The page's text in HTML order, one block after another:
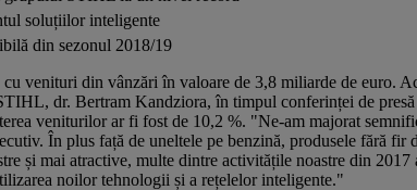
soluțiilor inteligente
din sezonul 2018/19
venituri din vânzări în valoare de 3,8 miliarde de euro.
dr. Bertram Kandziora, în timpul conferinței de
veniturilor ar fi fost de 10,2 %. "Ne-am majorat
În plus față de uneltele pe benzină, produsele fără fir
și mai atractive, multe dintre activitățile noastre din
noilor tehnologii și a rețelelor inteligente."